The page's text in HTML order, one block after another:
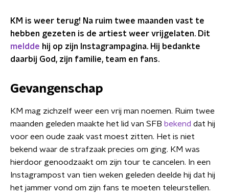
KM is weer terug! Na ruim twee maanden vast te
hebben gezeten is de artiest weer vrijgelaten. Dit
meldde hij op zijn Instagrampagina. Hij bedankte
daarbij God, zijn familie, team en fans.
Gevangenschap
KM mag zichzelf weer een vrij man noemen. Ruim twee
maanden geleden maakte het lid van SFB bekend dat hij
voor een oude zaak vast moest zitten. Het is niet
bekend waar de strafzaak precies om ging. KM was
hierdoor genoodzaakt om zijn tour te cancelen. In een
Instagrampost van tien weken geleden deelde hij dat hij
het jammer vond om zijn fans te moeten teleurstellen.